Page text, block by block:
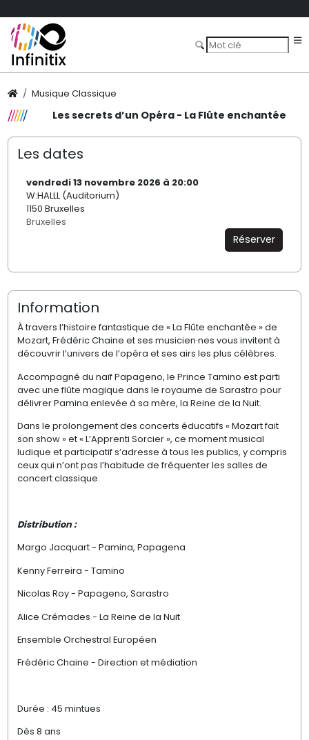
Musique Classique
Les secrets d’un Opéra - La Flûte enchantée
Les dates
vendredi 13 novembre 2026 à 20:00
W:HALLL (Auditorium)
1150 Bruxelles
Bruxelles
Réserver
Information
À travers l’histoire fantastique de « La Flûte enchantée » de
Mozart, Frédéric Chaine et ses musicien·nes vous invitent à
découvrir l’univers de l’opéra et ses airs les plus célèbres.
Accompagné du naïf Papageno, le Prince Tamino est parti
avec une flûte magique dans le royaume de Sarastro pour
délivrer Pamina enlevée à sa mère, la Reine de la Nuit.
Dans le prolongement des concerts éducatifs « Mozart fait
son show » et « L’Apprenti Sorcier », ce moment musical
ludique et participatif s’adresse à tous les publics, y compris
ceux qui n’ont pas l’habitude de fréquenter les salles de
concert classique.
Distribution :
Margo Jacquart - Pamina, Papagena
Kenny Ferreira - Tamino
Nicolas Roy - Papageno, Sarastro
Alice Crémades - La Reine de la Nuit
Ensemble Orchestral Européen
Frédéric Chaine - Direction et médiation
Durée : 45 mintues
Dès 8 ans